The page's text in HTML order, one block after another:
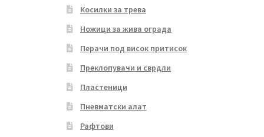
Косилки за трева
Ножици за жива ограда
Перачи под висок притисок
Преклопувачи и сврдли
Пластеници
Пневматски алат
Рафтови